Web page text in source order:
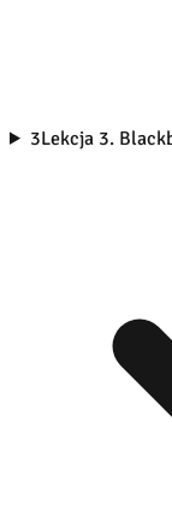
3Lekcja 3.